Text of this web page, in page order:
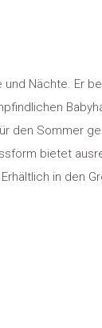
Nächte. Er
den Sommer
bietet
in den